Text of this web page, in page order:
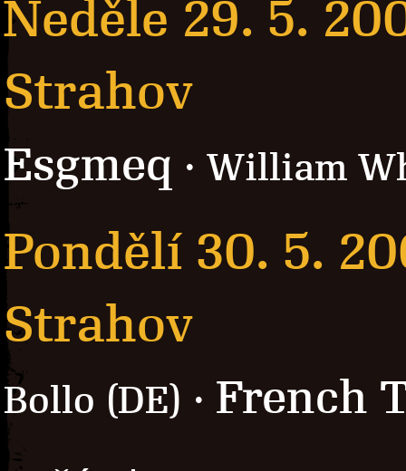
Neděle 29. 5.
Strahov
Esgmeq · William
Pondělí 30. 5.
Strahov
Bollo (DE) · French